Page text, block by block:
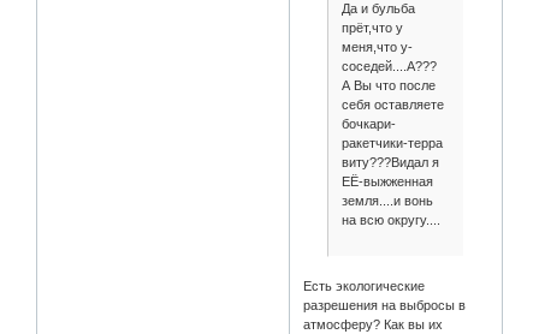
Да и бульба
прёт,что у
меня,что у-
соседей....А???
А Вы что после
себя оставляете
бочкари-
ракетчики-терра
виту???Видал я
ЕЁ-выжженная
земля....и вонь
на всю округу....
Есть экологические
разрешения на выбросы в
атмосферу? Как вы их